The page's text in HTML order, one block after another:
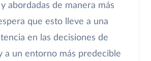
abordadas de manera más
que esto lleve a una
en las decisiones de
a un entorno más predecible